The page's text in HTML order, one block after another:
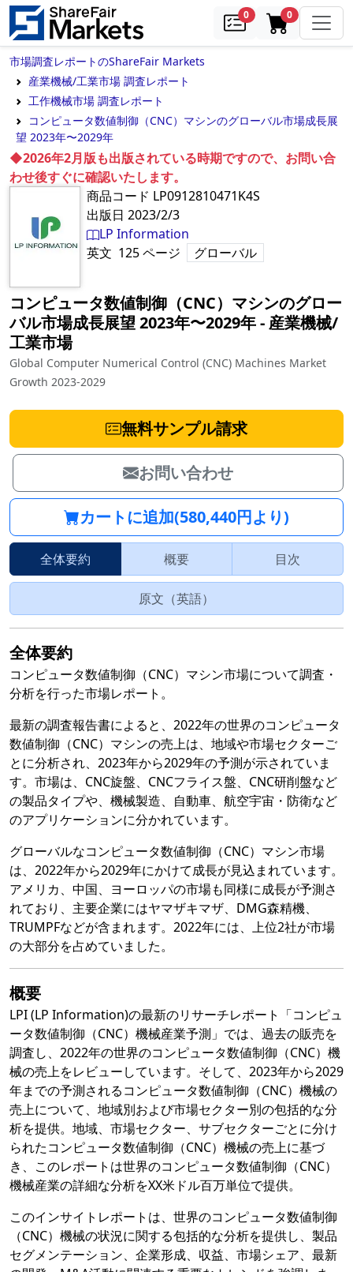
0samples0in cart
市場調査レポートのShareFair Markets
産業機械/工業市場 調査レポート
工作機械市場 調査レポート
コンピュータ数値制御（CNC）マシンのグローバル市場成長展
望 2023年〜2029年
◆2026年2月版も出版されている時期ですので、お問い合
わせ後すぐに確認いたします。
商品コード LP0912810471K4S
出版日 2023/2/3
LP Information
英文 125ページ グローバル
コンピュータ数値制御（CNC）マシンのグロー
バル市場成長展望 2023年〜2029年‐ 産業機械/
工業市場
Global Computer Numerical Control (CNC) Machines Market
Growth 2023-2029
無料サンプル請求
お問い合わせ
カートに追加(580,440円より)
全体要約 概要 目次
原文（英語）
全体要約
コンピュータ数値制御（CNC）マシン市場について調査・
分析を行った市場レポート。
最新の調査報告書によると、2022年の世界のコンピュータ
数値制御（CNC）マシンの売上は、地域や市場セクターご
とに分析され、2023年から2029年の予測が示されていま
す。市場は、CNC旋盤、CNCフライス盤、CNC研削盤など
の製品タイプや、機械製造、自動車、航空宇宙・防衛など
のアプリケーションに分かれています。
グローバルなコンピュータ数値制御（CNC）マシン市場
は、2022年から2029年にかけて成長が見込まれています。
アメリカ、中国、ヨーロッパの市場も同様に成長が予測さ
れており、主要企業にはヤマザキマザ、DMG森精機、
TRUMPFなどが含まれます。2022年には、上位2社が市場
の大部分を占めていました。
概要
LPI (LP Information)の最新のリサーチレポート「コンピュ
ータ数値制御（CNC）機械産業予測」では、過去の販売を
調査し、2022年の世界のコンピュータ数値制御（CNC）機
械の売上をレビューしています。そして、2023年から2029
年までの予測されるコンピュータ数値制御（CNC）機械の
売上について、地域別および市場セクター別の包括的な分
析を提供。地域、市場セクター、サブセクターごとに分け
られたコンピュータ数値制御（CNC）機械の売上に基づ
き、このレポートは世界のコンピュータ数値制御（CNC）
機械産業の詳細な分析をXX米ドル百万単位で提供。
このインサイトレポートは、世界のコンピュータ数値制御
（CNC）機械の状況に関する包括的な分析を提供し、製品
セグメンテーション、企業形成、収益、市場シェア、最新